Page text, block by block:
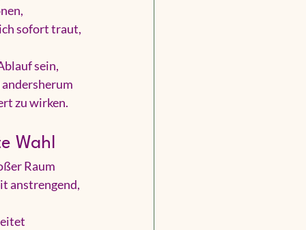
sofort traut,
sein,
zu wirken.
Wahl
Raum
anstrengend,